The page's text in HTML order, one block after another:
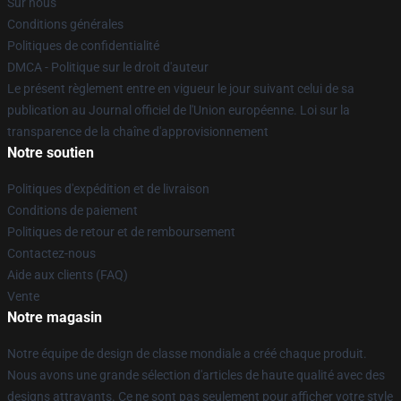
Conditions générales
Politiques de confidentialité
DMCA - Politique sur le droit d'auteur
Le présent règlement entre en vigueur le jour suivant celui de sa
publication au Journal officiel de l'Union européenne. Loi sur la
transparence de la chaîne d'approvisionnement
Notre soutien
Politiques d'expédition et de livraison
Conditions de paiement
Politiques de retour et de remboursement
Contactez-nous
Aide aux clients (FAQ)
Vente
Notre magasin
Notre équipe de design de classe mondiale a créé chaque produit.
Nous avons une grande sélection d'articles de haute qualité avec des
designs attrayants. Ce ne sont pas seulement pour afficher votre style